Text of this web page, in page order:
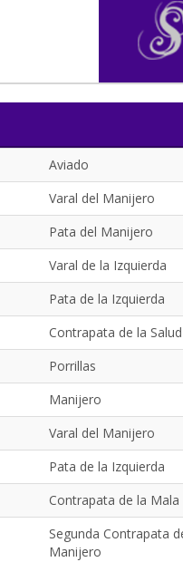
Aviado
Varal del Manijero
Pata del Manijero
Varal de la Izquierda
Pata de la Izquierda
Contrapata de la Salud
Porrillas
Manijero
Varal del Manijero
Pata de la Izquierda
Contrapata de la Mala
Segunda Contrapata
Manijero